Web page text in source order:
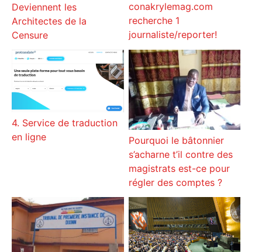
Deviennent les
Architectes de la
Censure
conakrylemag.com
recherche 1
journaliste/reporter!
4. Service de traduction
en ligne
Pourquoi le bâtonnier
s’acharne t’il contre des
magistrats est-ce pour
régler des comptes ?